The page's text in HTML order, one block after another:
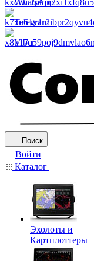
WhatsApp
Telegram
Viber
Поиск
Войти
Каталог
Эхолоты и
Картплоттеры